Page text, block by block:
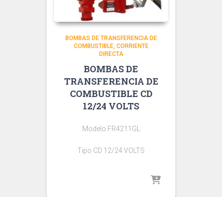
BOMBAS DE TRANSFERENCIA DE
COMBUSTIBLE CORRIENTE
DIRECTA
BOMBAS DE
TRANSFERENCIA DE
COMBUSTIBLE CD
12/24 VOLTS
Modelo FR4211GL
Tipo CD 12/24 VOLTS